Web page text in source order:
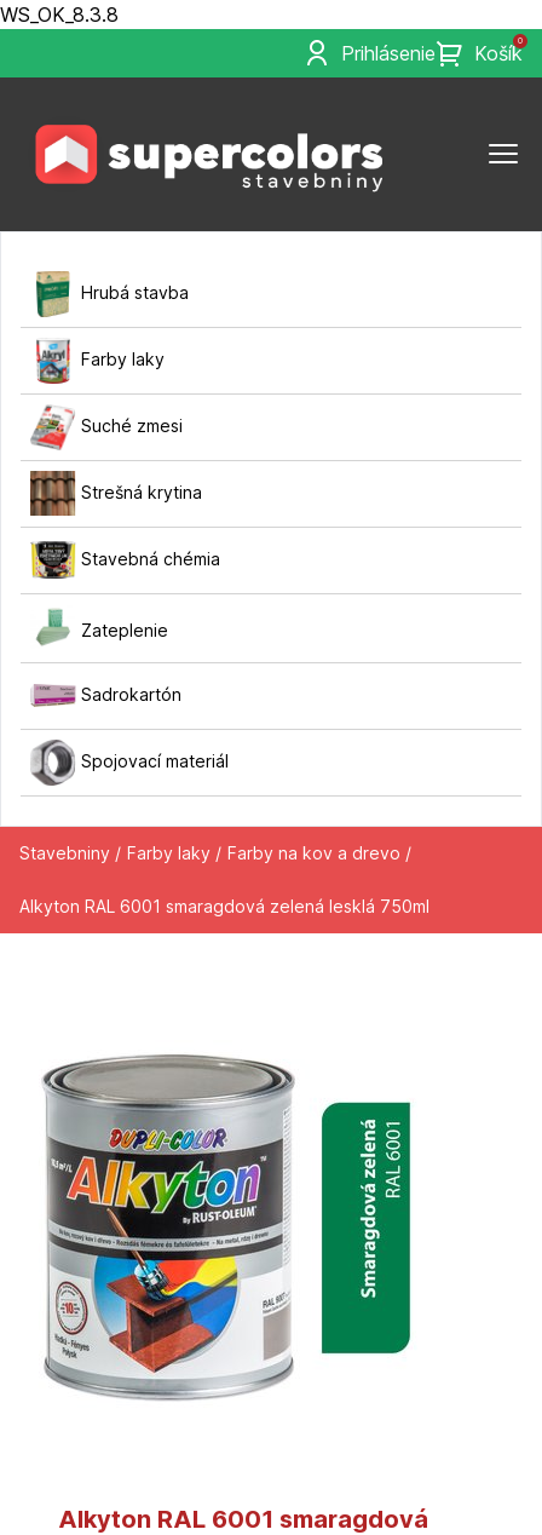
WS_OK_8.3.8
Prihlásenie
0
Košík
Hrubá stavba
Farby laky
Suché zmesi
Strešná krytina
Stavebná chémia
Zateplenie
Sadrokartón
Spojovací materiál
Stavebniny / Farby laky / Farby na kov a drevo /
Alkyton RAL 6001 smaragdová zelená lesklá 750ml
Alkyton RAL 6001 smaragdová